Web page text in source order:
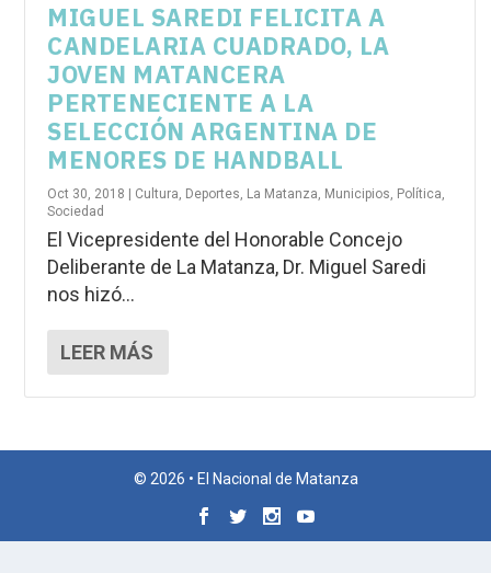
MIGUEL SAREDI FELICITA A
CANDELARIA CUADRADO, LA
JOVEN MATANCERA
PERTENECIENTE A LA
SELECCIÓN ARGENTINA DE
MENORES DE HANDBALL
Oct 30, 2018 Cultura, Deportes, La Matanza, Municipios, Política,
Sociedad
El Vicepresidente del Honorable Concejo
Deliberante de La Matanza, Dr. Miguel Saredi
nos hizó...
LEER MÁS
© 2026 • El Nacional de Matanza